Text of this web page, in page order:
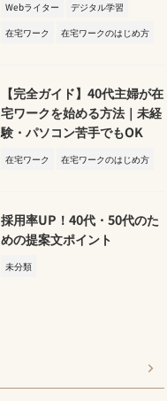
Webライター
デジタル学習
在宅ワーク
在宅ワークのはじめ方
【完全ガイド】40代主婦が在
宅ワークを始める方法｜未経
験・パソコン苦手でもOK
在宅ワーク 在宅ワークのはじめ方
採用率UP！40代・50代のた
めの提案文ポイント
未分類